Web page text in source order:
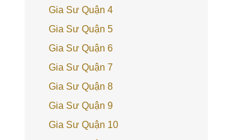
Gia Sư Quận 4
Gia Sư Quận 5
Gia Sư Quận 6
Gia Sư Quận 7
Gia Sư Quận 8
Gia Sư Quận 9
Gia Sư Quận 10